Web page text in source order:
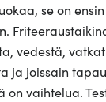
se on
vedestä,
ja joissain
on vaihtelua.